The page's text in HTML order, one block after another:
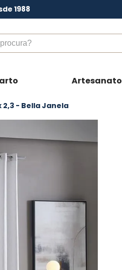
1988
Artesanato
2,3 - Bella Janela